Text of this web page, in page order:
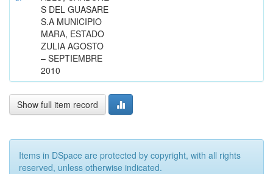
S DEL GUASARE
S.A MUNICIPIO
MARA, ESTADO
ZULIA AGOSTO
– SEPTIEMBRE
2010
Show full item record
Items in DSpace are protected by copyright, with all rights
reserved, unless otherwise indicated.